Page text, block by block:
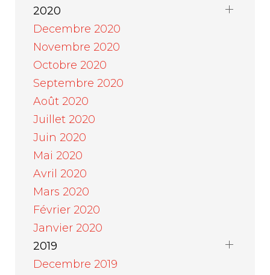
2020
Decembre 2020
Novembre 2020
Octobre 2020
Septembre 2020
Août 2020
Juillet 2020
Juin 2020
Mai 2020
Avril 2020
Mars 2020
Février 2020
Janvier 2020
2019
Decembre 2019